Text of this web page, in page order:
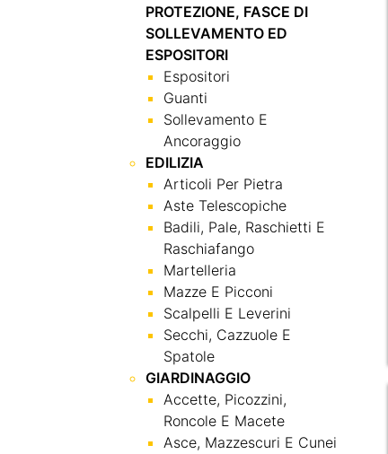
PROTEZIONE, FASCE DI
SOLLEVAMENTO ED
ESPOSITORI
Espositori
Guanti
Sollevamento E
Ancoraggio
EDILIZIA
Articoli Per Pietra
Aste Telescopiche
Badili, Pale, Raschietti E
Raschiafango
Martelleria
Mazze E Picconi
Scalpelli E Leverini
Secchi, Cazzuole E
Spatole
GIARDINAGGIO
Accette, Picozzini,
Roncole E Macete
Asce, Mazzescuri E Cunei